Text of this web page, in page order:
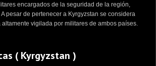
encargados de la seguridad de la región,
pesar de pertenecer a Kyrgyzstan se considera
vigilada por militares de ambos países.
( Kyrgyzstan )